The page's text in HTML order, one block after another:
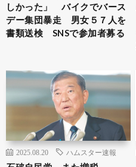
しかった」 バイクでバース
デー集団暴走 男女５７人を
書類送検 SNSで参加者募る
2025.08.20 ハムスター速報